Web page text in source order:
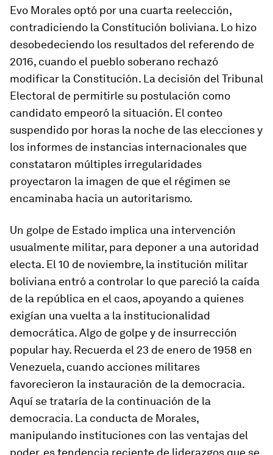
Evo Morales optó por una cuarta reelección,
contradiciendo la Constitución boliviana. Lo hizo
desobedeciendo los resultados del referendo de
2016, cuando el pueblo soberano rechazó
modificar la Constitución. La decisión del Tribunal
Electoral de permitirle su postulación como
candidato empeoró la situación. El conteo
suspendido por horas la noche de las elecciones y
los informes de instancias internacionales que
constataron múltiples irregularidades
proyectaron la imagen de que el régimen se
encaminaba hacia un autoritarismo.
Un golpe de Estado implica una intervención
usualmente militar, para deponer a una autoridad
electa. El 10 de noviembre, la institución militar
boliviana entró a controlar lo que pareció la caída
de la república en el caos, apoyando a quienes
exigían una vuelta a la institucionalidad
democrática. Algo de golpe y de insurrección
popular hay. Recuerda el 23 de enero de 1958 en
Venezuela, cuando acciones militares
favorecieron la instauración de la democracia.
Aquí se trataría de la continuación de la
democracia. La conducta de Morales,
manipulando instituciones con las ventajas del
poder, es tendencia reciente de liderazgos que se